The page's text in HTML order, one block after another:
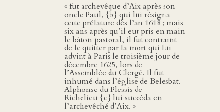
« fut archevêque d’Aix après son
oncle Paul, {b} qui lui résigna
cette prélature dès l’an 1618 ; mais
six ans après qu’il eut pris en main
le bâton pastoral, il fut contraint
de le quitter par la mort qui lui
advint à Paris le troisième jour de
décembre 1625, lors de
l’Assemblée du Clergé. Il fut
inhumé dans l’église de Belesbat.
Alphonse du Plessis de
Richelieu {c} lui succéda en
l’archevêché d’Aix. »